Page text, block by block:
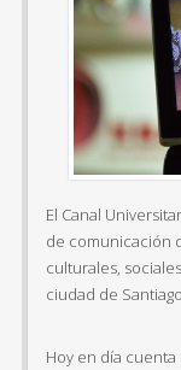
El Canal
de comunicación
culturales,
ciudad de
Hoy en día